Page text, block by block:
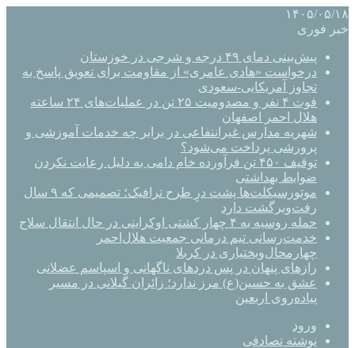
۱۴۰۵/۰۵/۱۸
خبر فوری
پیش‌بینی دمای ۴۹ درجه و شرجی در خوزستان
درخواست «هادی عامری» از مقاومت برای تعویق پاسخ به
تجاوز آمریکایی-سعودی
فوت ۴ نفر و مصدومیت ۲۵ تن در عملیات‌های ۲۴ ساعته
هلال احمر اصفهان
شهریه مدارس غیرانتفاعی در برابر چه خدمات آموزشی و
پرورشی پرداخت می‌شود؟
توقیف ۴۵۰ تن فرآورده خام دامی به دلیل رعایت نکردن
ضوابط بهداشتی
موتورسیکلت‌ها پشت درِ طرح ترافیک؛ تصمیمی که ۹ سال
رفت‌وبرگشت دارد
حمله روسیه به ۴ چهار کشتی اوکراینی در حال انتقال سلاح
خدمت‌رسانی تیم درمانی جمعیت هلال‌احمر
چهارمحال‌وبختیاری در کربلا
رازهای پنهان در پس دردهای ناگهانی و اسپاسم عضلانی
عشق به حسین(ع) مرز ندارد؛ زائران گیلانی در مسیر
پیاده‌روی اربعین
ورود
نوشته تصادفی